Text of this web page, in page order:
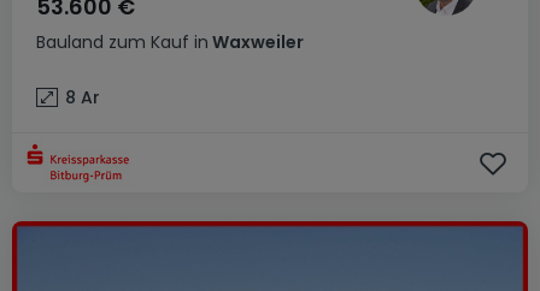
Bauland zum Kauf in Waxweiler
53.600 €
8 Ar